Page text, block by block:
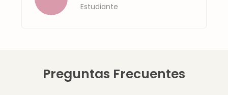
Estudiante
Preguntas Frecuentes